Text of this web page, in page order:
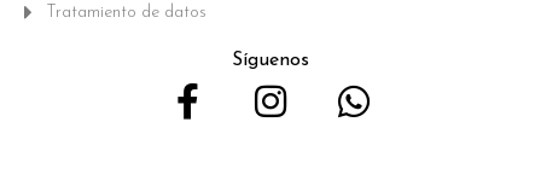
Tratamiento de datos
Síguenos